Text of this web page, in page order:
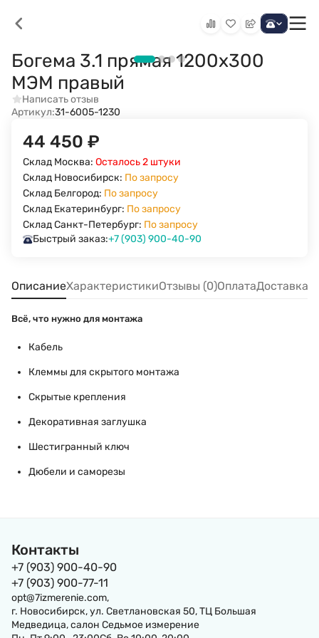
Богема 3.1 прямая 1200х300
МЭМ правый
Написать отзыв
Артикул:31-6005-1230
44 450 ₽
Склад Москва: Осталось 2 штуки
Склад Новосибирск: По запросу
Склад Белгород: По запросу
Склад Екатеринбург: По запросу
Склад Санкт-Петербург: По запросу
Быстрый заказ:+7 (903) 900-40-90
ОписаниеХарактеристикиОтзывы (0)ОплатаДоставка
Всё, что нужно для монтажа
Кабель
Клеммы для скрытого монтажа
Скрытые крепления
Декоративная заглушка
Шестигранный ключ
Дюбели и саморезы
Контакты
+7 (903) 900-40-90
+7 (903) 900-77-11
opt@7izmerenie.com,
г. Новосибирск, ул. Светлановская 50, ТЦ Большая
Медведица, салон Седьмое измерение